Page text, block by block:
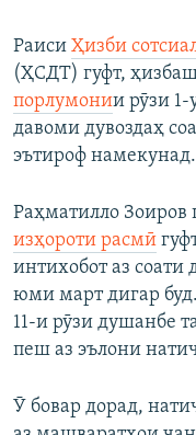
Раиси Ҳизби
(ҲСДТ) гуфт,
порлумонии рӯзи
давоми дувоздаҳ
эътироф намекунад.
Раҳматилло
изҳороти расмӣ
интихобот аз
юми март дигар
11-и рӯзи душанбе
пеш аз эълони
Ӯ бовар дорад,